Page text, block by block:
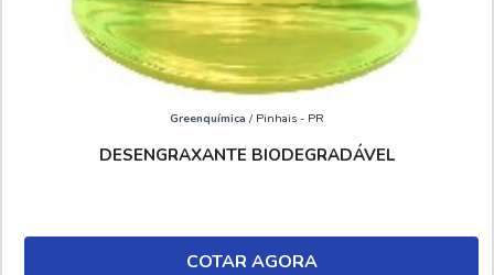
Greenquímica / Pinhais - PR
DESENGRAXANTE BIODEGRADÁVEL
COTAR AGORA